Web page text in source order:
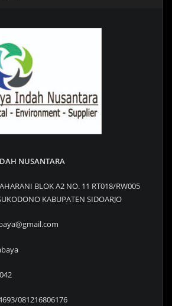
NUSANTARA
BLOK A2 NO. 11 RT018/RW005
KABUPATEN SIDOARJO
081216806176